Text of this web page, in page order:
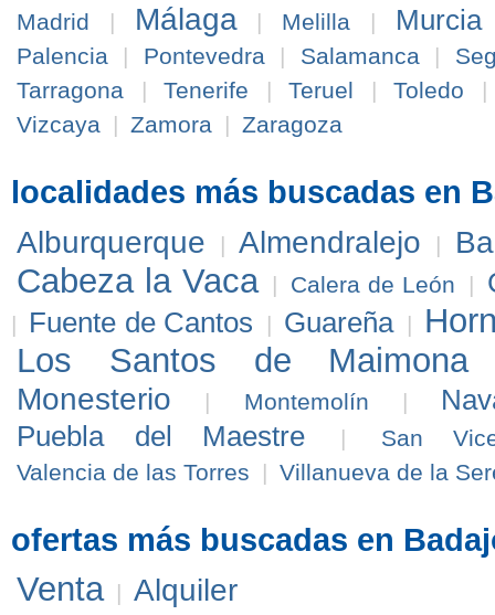
Madrid
| Málaga | Melilla | Murcia
Palencia
| Pontevedra | Salamanca |
Tarragona
| Tenerife | Teruel | Toledo
Vizcaya | Zamora | Zaragoza
localidades más buscadas en
Alburquerque
| Almendralejo |
Cabeza la Vaca | Calera de León |
| Fuente de Cantos | Guareña |
Los Santos de Maimona
Monesterio | Montemolín |
Puebla del Maestre
|
San
Valencia de las Torres
| Villanueva de la
ofertas más buscadas en
Venta | Alquiler